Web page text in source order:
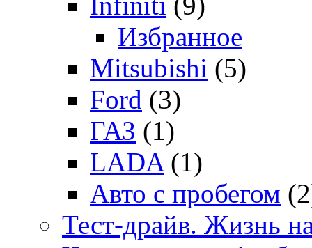
Избранное
Mitsubishi (5)
Ford (3)
ГАЗ (1)
LADA (1)
Авто с пробегом
Тест-драйв. Жизнь